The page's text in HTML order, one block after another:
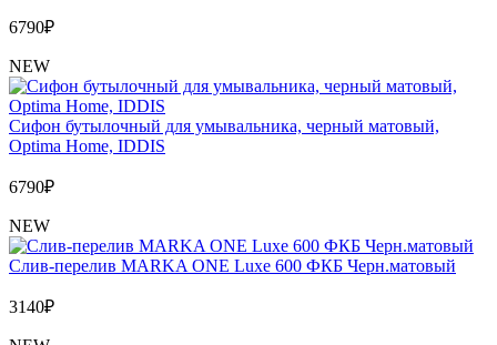
6790₽
NEW
Сифон бутылочный для умывальника, черный матовый,
Optima Home, IDDIS
6790₽
NEW
Слив-перелив MARKA ONE Luxe 600 ФКБ Черн.матовый
3140₽